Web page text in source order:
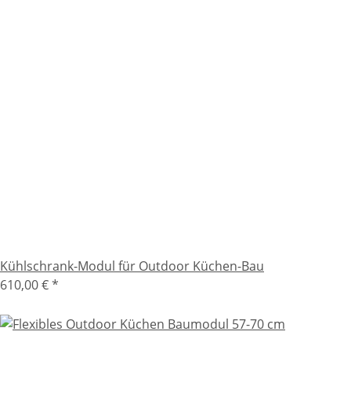
Kühlschrank-Modul für Outdoor Küchen-Bau
610,00 €*